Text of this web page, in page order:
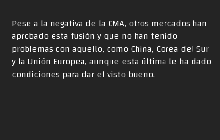
Pese a la negativa de la CMA, otros mercados han
aprobado esta fusión y que no han tenido
problemas con aquello, como China, Corea del Sur
y la Unión Europea, aunque esta última le ha dado
condiciones para dar el visto bueno.